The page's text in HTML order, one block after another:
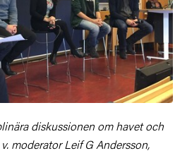
diskussionen om havet och
moderator Leif G Andersson,